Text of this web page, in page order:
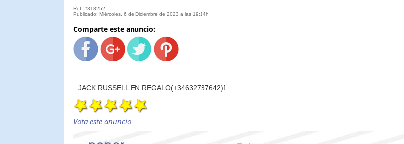
Ref. #318252
Publicado: Miércoles, 6 de Diciembre de 2023 a las 19:14h
Comparte este anuncio:
JACK RUSSELL EN REGALO(+34632737642)f
Vota este anuncio